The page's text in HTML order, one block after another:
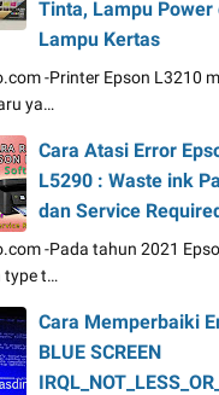
Tinta, Lampu Power
Lampu Kertas
-Printer Epson L3210
ya…
Cara Atasi Error
L5290 : Waste ink
dan Service
-Pada tahun 2021
type t…
Cara Memperbaiki
BLUE SCREEN